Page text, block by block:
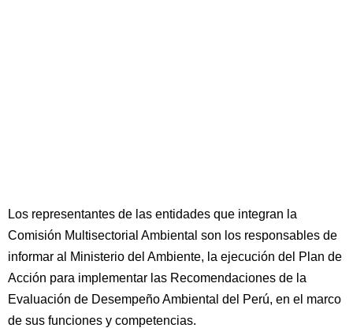
Los representantes de las entidades que integran la
Comisión Multisectorial Ambiental son los responsables de
informar al Ministerio del Ambiente, la ejecución del Plan de
Acción para implementar las Recomendaciones de la
Evaluación de Desempeño Ambiental del Perú, en el marco
de sus funciones y competencias.